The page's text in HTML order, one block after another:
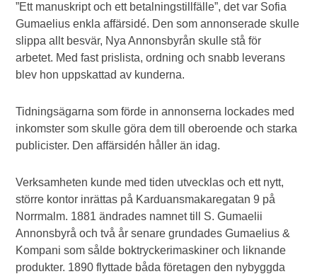
”Ett manuskript och ett betalningstillfälle”, det var Sofia
Gumaelius enkla affärsidé. Den som annonserade skulle
slippa allt besvär, Nya Annonsbyrån skulle stå för
arbetet. Med fast prislista, ordning och snabb leverans
blev hon uppskattad av kunderna.
Tidningsägarna som förde in annonserna lockades med
inkomster som skulle göra dem till oberoende och starka
publicister. Den affärsidén håller än idag.
Verksamheten kunde med tiden utvecklas och ett nytt,
större kontor inrättas på Karduansmakaregatan 9 på
Norrmalm. 1881 ändrades namnet till S. Gumaelii
Annonsbyrå och två år senare grundades Gumaelius &
Kompani som sålde boktryckerimaskiner och liknande
produkter. 1890 flyttade båda företagen den nybyggda